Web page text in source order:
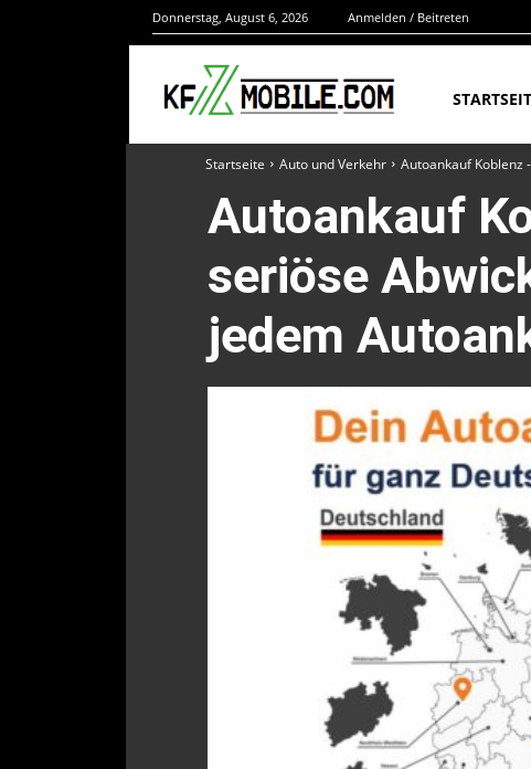
Donnerstag, August 6, 2026 Anmelden / Beitreten
Startseite Auto und Verkehr Autoankauf Koblenz
Autoankauf
seriöse
jedem